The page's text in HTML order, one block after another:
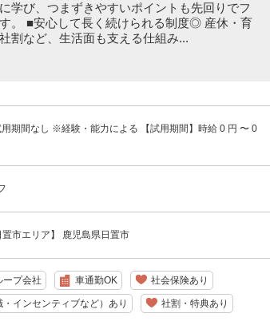
学び、つまずきやすいポイントも先回りでフ
。 ■安心して長く続けられる制度◎ 産休・育
割など、生活面も支える仕組み...
期間なし ※経験・能力による 【試用期間】時給 0 円 〜 0
市エリア】 鹿児島県日置市
ープ会社 車通勤OK 社会保険あり
インセンティブなど）あり 社割・特典あり